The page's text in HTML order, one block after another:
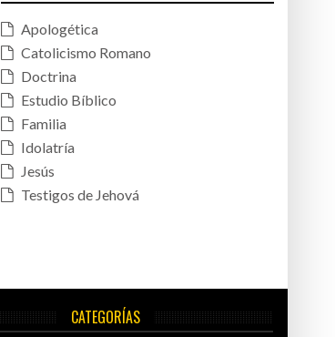
Apologética
Catolicismo Romano
Doctrina
Estudio Bíblico
Familia
Idolatría
Jesús
Testigos de Jehová
CATEGORÍAS